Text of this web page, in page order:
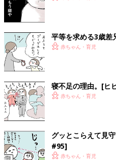
平等を求める3歳
赤ちゃん・育児
寝不足の理由。[ヒ
赤ちゃん・育児
グッとこらえて見
#95]
赤ちゃん・育児